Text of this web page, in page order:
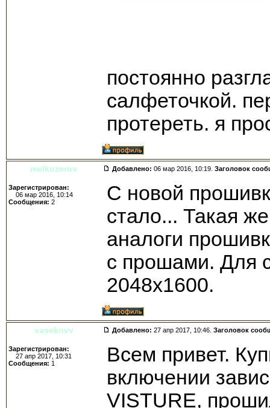
постоянно
салфеточкой.
протереть. я
melkozerov Добавлено: 06 мар 2016, 10:19. Заголовок
Зарегистрирован:
06 мар 2016, 10:14
Сообщения: 2
С новой
стало... Такая
аналоги
с прошами. Для
2048х1600.
vaseknvv Добавлено: 27 апр 2017, 10:46. Заголовок
Зарегистрирован:
27 апр 2017, 10:31
Сообщения: 1
Всем привет.
включении
VISTURE,